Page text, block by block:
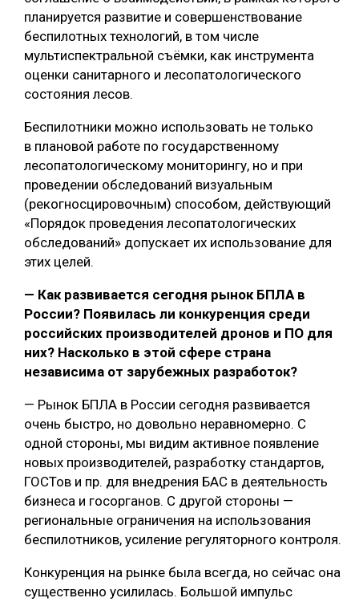
планируется развитие и совершенствование
беспилотных технологий, в том числе
мультиспектральной съёмки, как инструмента
оценки санитарного и лесопатологического
состояния лесов.
Беспилотники можно использовать не только
в плановой работе по государственному
лесопатологическому мониторингу, но и при
проведении обследований визуальным
(рекогносцировочным) способом, действующий
«Порядок проведения лесопатологических
обследований» допускает их использование для
этих целей.
— Как развивается сегодня рынок БПЛА в
России? Появилась ли конкуренция среди
российских производителей дронов и ПО для
них? Насколько в этой сфере страна
независима от зарубежных разработок?
— Рынок БПЛА в России сегодня развивается
очень быстро, но довольно неравномерно. С
одной стороны, мы видим активное появление
новых производителей, разработку стандартов,
ГОСТов и пр. для внедрения БАС в деятельность
бизнеса и госорганов. С другой стороны —
региональные ограничения на использования
беспилотников, усиление регуляторного контроля.
Конкуренция на рынке была всегда, но сейчас она
существенно усилилась. Большой импульс